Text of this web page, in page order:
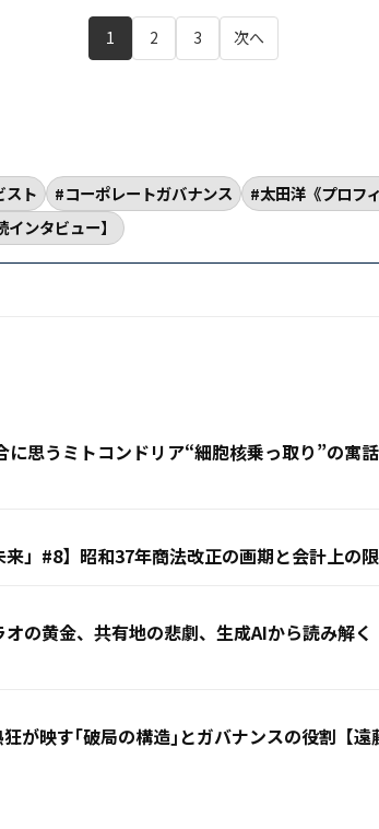
1 2 3 次へ
スト コーポレートガバナンス 太田洋《プロフ
ンタビュー】
思うミトコンドリア“細胞核乗っ取り”の寓
」#8】昭和37年商法改正の画期と会計上の
の黄金、共有地の悲劇、生成AIから読み解
が映す｢破局の構造｣とガバナンスの役割【遠